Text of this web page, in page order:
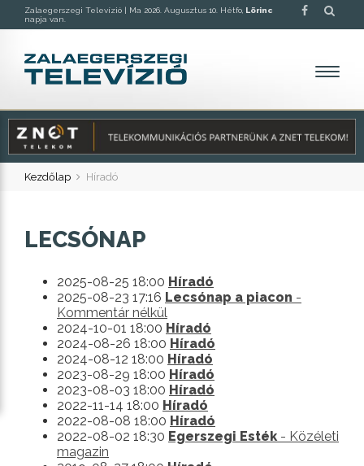
Zalaegerszegi Televízió | Ma 2026. Augusztus 10. Hétfo, Lörinc
napja van.
Kezdőlap Híradó
LECSÓNAP
2025-08-25 18:00 Híradó
2025-08-23 17:16 Lecsónap a piacon -
Kommentár nélkül
2024-10-01 18:00 Híradó
2024-08-26 18:00 Híradó
2024-08-12 18:00 Híradó
2023-08-29 18:00 Híradó
2023-08-03 18:00 Híradó
2022-11-14 18:00 Híradó
2022-08-08 18:00 Híradó
2022-08-02 18:30 Egerszegi Esték- Közéleti
magazin